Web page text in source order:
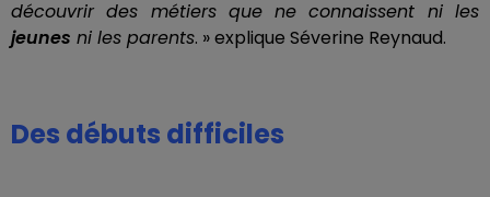
découvrir des métiers que ne connaissent ni les
jeunes ni les parents. » explique Séverine Reynaud.
Des débuts difficiles